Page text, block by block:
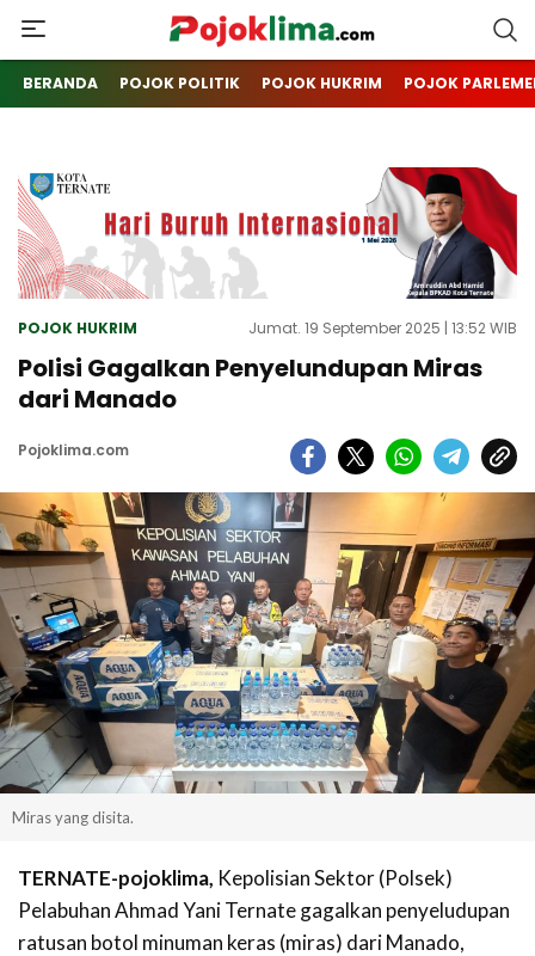
pojoklima.com
Mojokin
BERANDA POJOK POLITIK POJOK HUKRIM POJOK
POJOK HUKRIM Jumat. 19 September 2025 | 13:52 WIB
Polisi Gagalkan Penyelundupan Miras
dari Manado
Pojoklima.com
Miras yang disita.
TERNATE-pojoklima, Kepolisian Sektor (Polsek)
Pelabuhan Ahmad Yani Ternate gagalkan penyeludupan
ratusan botol minuman keras (miras) dari Manado,